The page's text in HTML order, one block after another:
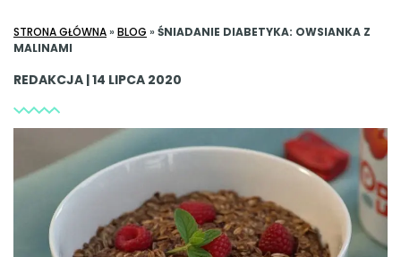
STRONA GŁÓWNA» BLOG » ŚNIADANIE DIABETYKA: OWSIANKA Z
MALINAMI
REDAKCJA | 14 LIPCA 2020